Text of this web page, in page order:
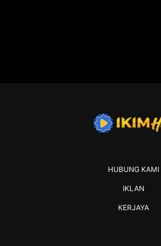
HUBUNG KAMI
IKLAN
KERJAYA